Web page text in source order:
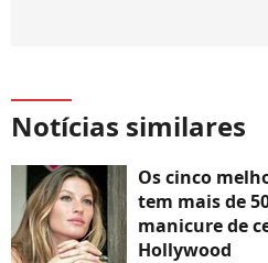
Notícias similares
Os cinco
tem mais de
manicure de
Hollywood